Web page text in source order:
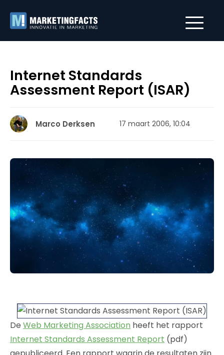
Internet Standards
Assessment Report (ISAR)
Marco Derksen 17 maart 2006, 10:04
De Web Marketing Association heeft het rapport
Internet Standards Assessment Report (pdf)